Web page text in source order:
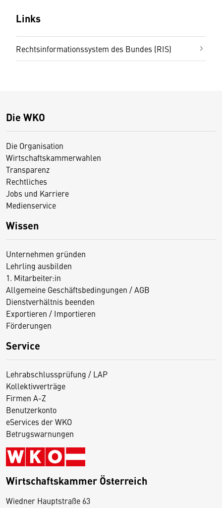
Links
Rechtsinformationssystem des Bundes (RIS)
Die WKO
Die Organisation
Wirtschaftskammerwahlen
Transparenz
Rechtliches
Jobs und Karriere
Medienservice
Wissen
Unternehmen gründen
Lehrling ausbilden
1. Mitarbeiter:in
Allgemeine Geschäftsbedingungen / AGB
Dienstverhältnis beenden
Exportieren / Importieren
Förderungen
Service
Lehrabschlussprüfung / LAP
Kollektivverträge
Firmen A-Z
Benutzerkonto
eServices der WKO
Betrugswarnungen
Wirtschaftskammer Österreich
Wiedner Hauptstraße 63
D